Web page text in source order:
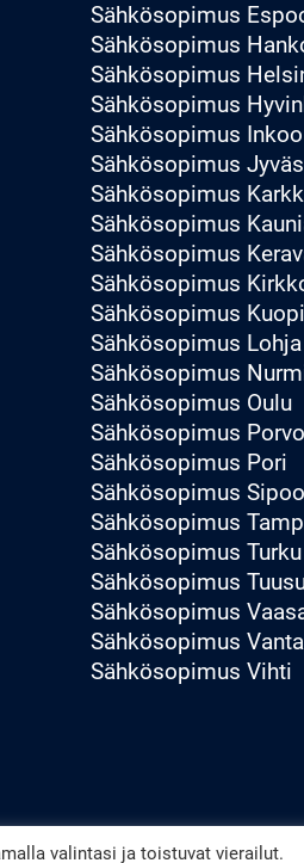
Sähkösopimus
Sähkösopimus
Sähkösopimus
Sähkösopimus
Sähkösopimus Inkoo
Sähkösopimus
Sähkösopimus
Sähkösopimus
Sähkösopimus
Sähkösopimus
Sähkösopimus
Sähkösopimus Lohja
Sähkösopimus
Sähkösopimus Oulu
Sähkösopimus
Sähkösopimus Pori
Sähkösopimus Sipoo
Sähkösopimus
Sähkösopimus Turku
Sähkösopimus
Sähkösopimus
Sähkösopimus
Sähkösopimus Vihti
valintasi ja toistuvat vierailut.